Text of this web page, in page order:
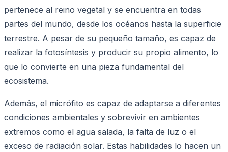
pertenece al reino vegetal y se encuentra en todas
partes del mundo, desde los océanos hasta la superficie
terrestre. A pesar de su pequeño tamaño, es capaz de
realizar la fotosíntesis y producir su propio alimento, lo
que lo convierte en una pieza fundamental del
ecosistema.
Además, el micrófito es capaz de adaptarse a diferentes
condiciones ambientales y sobrevivir en ambientes
extremos como el agua salada, la falta de luz o el
exceso de radiación solar. Estas habilidades lo hacen un